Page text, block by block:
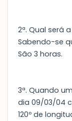
2ª. Qual será
Sabendo-se
São 3 horas.
3ª. Quando
dia 09/03/04
120º de